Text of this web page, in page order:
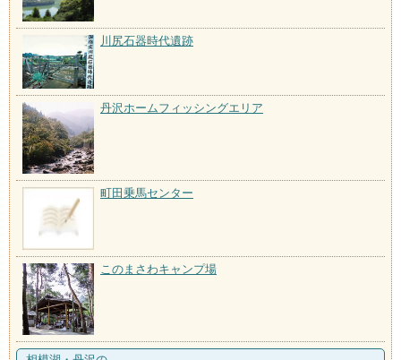
川尻石器時代遺跡
丹沢ホームフィッシングエリア
町田乗馬センター
このまさわキャンプ場